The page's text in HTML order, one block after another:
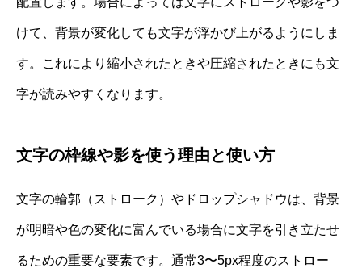
けて、背景が変化しても文字が浮かび上がるようにしま
す。これにより縮小されたときや圧縮されたときにも文
字が読みやすくなります。
文字の枠線や影を使う理由と使い方
文字の輪郭（ストローク）やドロップシャドウは、背景
が明暗や色の変化に富んでいる場合に文字を引き立たせ
るための重要な要素です。通常3〜5px程度のストロー